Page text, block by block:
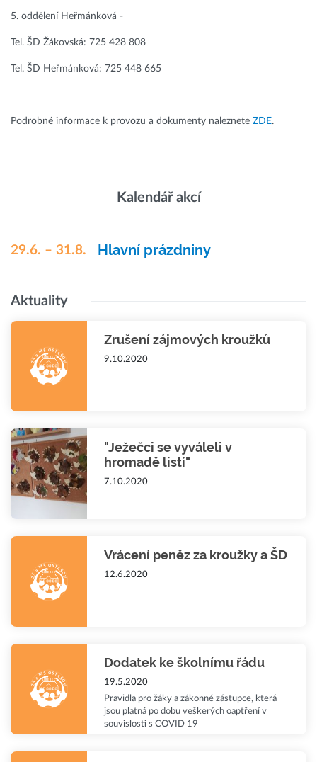
5. oddělení Heřmánková -
Tel. ŠD Žákovská: 725 428 808
Tel. ŠD Heřmánková: 725 448 665
Podrobné informace k provozu a dokumenty naleznete ZDE.
Kalendář akcí
29.6. – 31.8. Hlavní prázdniny
Aktuality
Zrušení zájmových kroužků
9.10.2020
"Ježečci se vyváleli v
hromadě listí"
7.10.2020
Vrácení peněz za kroužky a ŠD
12.6.2020
Dodatek ke školnímu řádu
19.5.2020
Pravidla pro žáky a zákonné zástupce, která
jsou platná po dobu veškerých oaptření v
souvislosti s COVID 19